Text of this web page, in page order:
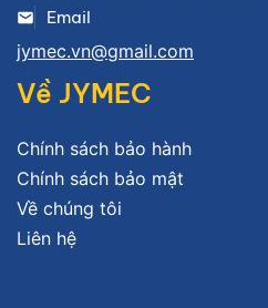
Email
jymec.vn@gmail.com
Về JYMEC
Chính sách bảo hành
Chính sách bảo mật
Về chúng tôi
Liên hệ